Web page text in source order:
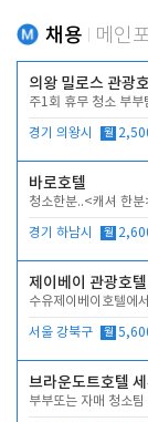
채용 메인
의왕 밀로스 관광
주1회 휴무 청소 부
경기 의왕시 월
바로호텔
청소한분..<캐셔 한
경기 하남시 월
제이베이 관광호텔
수유제이베이호텔에
서울 강북구 월
브라운도트호텔
부부또는 자매 청소팀